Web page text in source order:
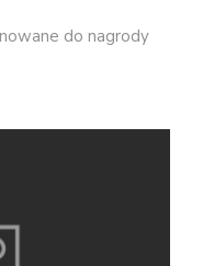
do nagrody